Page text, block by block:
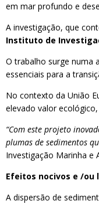
em mar profundo e
A investigação, que
Instituto de
O trabalho surge numa
essenciais para a
No contexto da União
elevado valor
“Com este projeto
plumas de sedimentos
Investigação Marinha e
Efeitos nocivos e /ou
A dispersão de